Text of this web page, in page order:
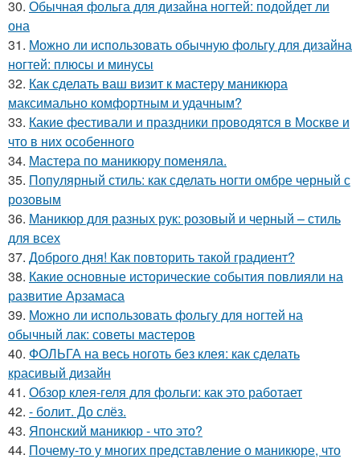
30. Обычная фольга для дизайна ногтей: подойдет ли
она
31. Можно ли использовать обычную фольгу для дизайна
ногтей: плюсы и минусы
32. Как сделать ваш визит к мастеру маникюра
максимально комфортным и удачным?
33. Какие фестивали и праздники проводятся в Москве и
что в них особенного
34. Мастера по маникюру поменяла.
35. Популярный стиль: как сделать ногти омбре черный с
розовым
36. Маникюр для разных рук: розовый и черный – стиль
для всех
37. Доброго дня! Как повторить такой градиент?
38. Какие основные исторические события повлияли на
развитие Арзамаса
39. Можно ли использовать фольгу для ногтей на
обычный лак: советы мастеров
40. ФОЛЬГА на весь ноготь без клея: как сделать
красивый дизайн
41. Обзор клея-геля для фольги: как это работает
42. - болит. До слёз.
43. Японский маникюр - что это?
44. Почему-то у многих представление о маникюре, что